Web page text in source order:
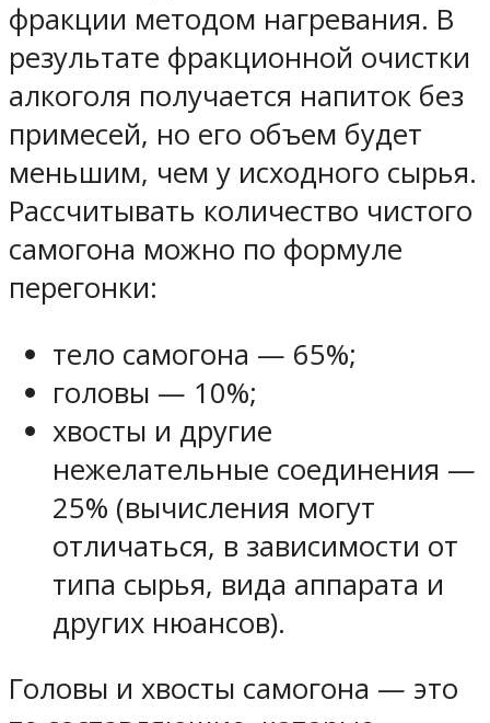
фракции методом нагревания. В
результате фракционной очистки
алкоголя получается напиток без
примесей, но его объем будет
меньшим, чем у исходного сырья.
Рассчитывать количество чистого
самогона можно по формуле
перегонки:
тело самогона — 65%;
головы — 10%;
хвосты и другие
нежелательные соединения —
25% (вычисления могут
отличаться, в зависимости от
типа сырья, вида аппарата и
других нюансов).
Головы и хвосты самогона — это